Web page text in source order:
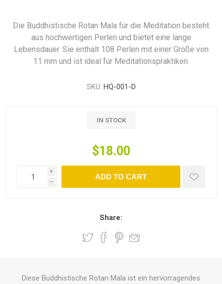
Die Buddhistische Rotan Mala für die Meditation besteht
aus hochwertigen Perlen und bietet eine lange
Lebensdauer. Sie enthält 108 Perlen mit einer Größe von
11 mm und ist ideal für Meditationspraktiken.
SKU: HQ-001-D
IN STOCK
$18.00
i
h
ADD TO CART
Share:
Diese Buddhistische Rotan Mala ist ein hervorragendes